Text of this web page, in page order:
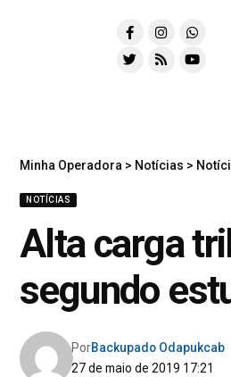
Minha Operadora > Notícias >
NOTÍCIAS
Alta carga
segundo
27 de maio de 2019 17:21
PorBackupado Odapukcab